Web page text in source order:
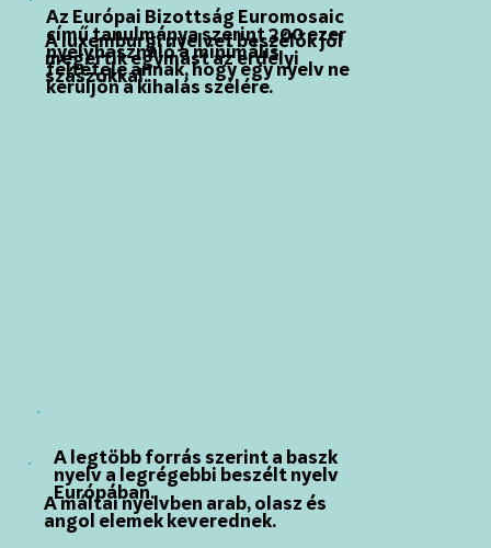
A máltai nyelvben arab, olasz és
angol elemek keverednek.
A legtöbb forrás szerint a baszk
nyelv a legrégebbi beszélt nyelv
Európában.
Az Európai Bizottság Euromosaic
című tanulmánya szerint 300 ezer
nyelvhasználó a minimális
feltétele annak, hogy egy nyelv ne
kerüljön a kihalás szélére.
A luxemburgi nyelvet beszélők jól
megértik egymást az erdélyi
szászokkal.